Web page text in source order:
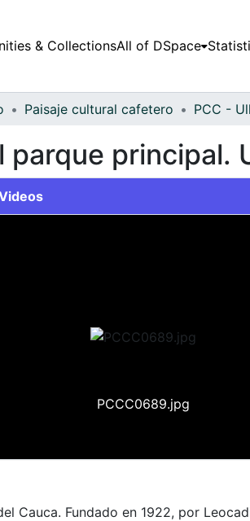
& CollectionsAll of DSpace
Paisaje cultural cafetero PCC -
parque principal.
PCCC0689.jpg
Cauca. Fundado en 1922, por